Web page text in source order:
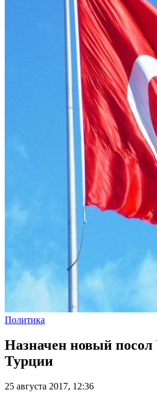
Политика
Назначен новый посол
Турции
25 августа 2017, 12:36